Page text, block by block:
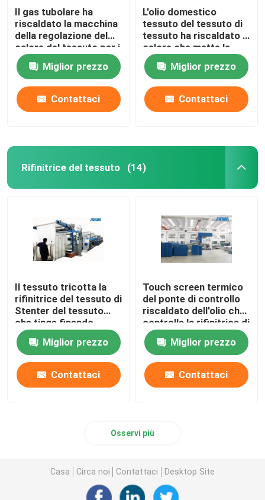
Il gas tubolare ha
riscaldato la macchina
della regolazione del
calore del tessuto per i
tessuti
dell'asciugamano
2200mm
Miglior prezzo
Contattaci
L'olio domestico
tessuto del tessuto di
tessuto ha riscaldato il
calore che mette la
macchina di finitura di
StenterMiglior prezzo
Contattaci
Rifinitrice del tessuto (14)
Il tessuto tricotta la
rifinitrice del tessuto di
Stenter del tessuto
che tinge finendo
1800mm
Miglior prezzo
Contattaci
Touch screen termico
del ponte di controllo
riscaldato dell'olio che
controlla la rifinitrice di
Stenter
Miglior prezzo
Contattaci
Osservi più
Casa Circa noi Contattaci Desktop Site